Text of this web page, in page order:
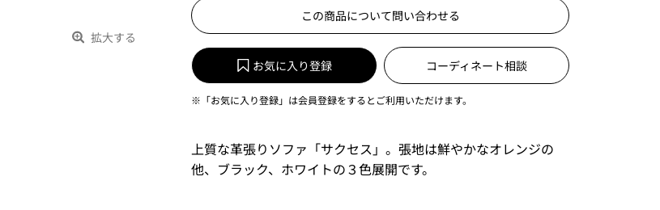
拡大する
この商品について問い合わせる
お気に入り登録 コーディネート相談
※「お気に入り登録」は会員登録をするとご利用いただけます。
上質な革張りソファ「サクセス」。張地は鮮やかなオレンジの
他、ブラック、ホワイトの３色展開です。